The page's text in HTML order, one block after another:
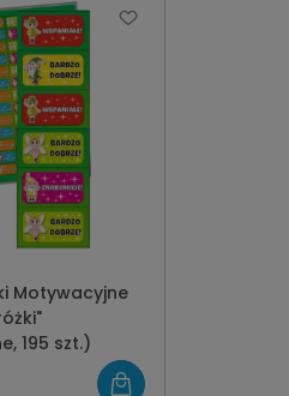
Motywacyjne
195 szt.)